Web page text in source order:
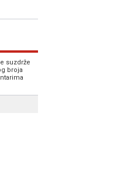
suzdrže
broja